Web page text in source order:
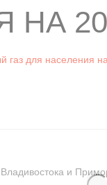
для населения
и